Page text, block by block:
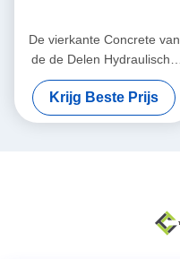
De vierkante Concrete van
de de Delen Hydraulische
Pomp van de
Vrachtwagenmixer Motor
A2FM56
Krijg Beste Prijs